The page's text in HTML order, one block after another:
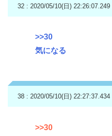
32 : 2020/05/10(日) 22:26:07.249
>>30
気になる
38 : 2020/05/10(日) 22:27:37.434
>>30